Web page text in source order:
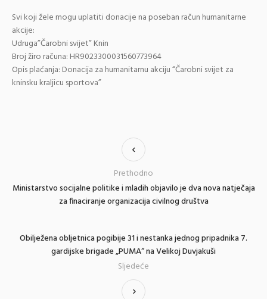
Svi koji žele mogu uplatiti donacije na poseban račun humanitarne
akcije:
Udruga”Čarobni svijet” Knin
Broj žiro računa: HR9023300031560773964
Opis plaćanja: Donacija za humanitarnu akciju “Čarobni svijet za
kninsku kraljicu sportova”
Ministarstvo socijalne politike i mladih objavilo je dva nova natječaja
za finaciranje organizacija civilnog društva
Prethodno
Obilježena obljetnica pogibije 31 i nestanka jednog pripadnika 7.
gardijske brigade „PUMA“ na Velikoj Duvjakuši
Sljedeće